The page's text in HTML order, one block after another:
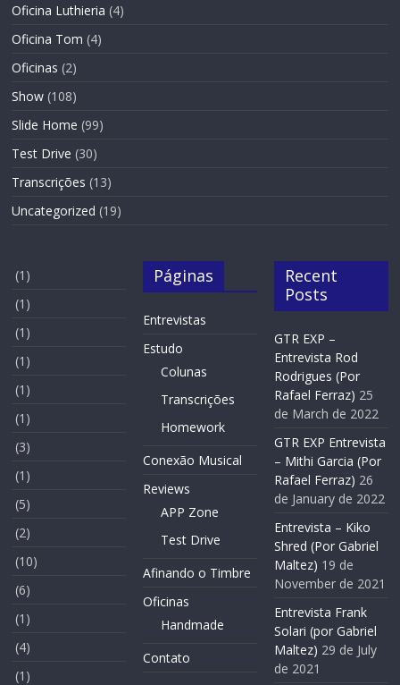
Oficina Luthieria (4)
Oficina Tom (4)
Oficinas (2)
Show (108)
Slide Home (99)
Test Drive (30)
Transcrições (13)
Uncategorized (19)
(1)
(1)
(1)
(1)
(1)
(1)
(3)
(1)
(5)
(2)
(10)
(6)
(1)
(4)
(1)
Páginas
Entrevistas
Estudo
Colunas
Transcrições
Homework
Conexão Musical
Reviews
APP Zone
Test Drive
Afinando o Timbre
Oficinas
Handmade
Contato
Recent
Posts
GTR EXP –
Entrevista Rod
Rodrigues (Por
Rafael Ferraz) 25
de March de 2022
GTR EXP Entrevista
– Mithi Garcia (Por
Rafael Ferraz) 26
de January de 2022
Entrevista – Kiko
Shred (Por Gabriel
Maltez) 19 de
November de 2021
Entrevista Frank
Solari (por Gabriel
Maltez) 29 de July
de 2021